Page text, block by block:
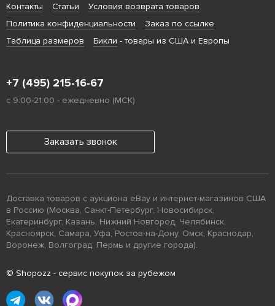
Контакты
Статьи
Условия возврата товаров
Политика конфиденциальности
Заказ по ссылке
Таблица размеров
Бикли - товары из США и Европы
+7 (495) 215-16-67
с 9:00-21:00 - ежедневно (МСК)
Заказать звонок
Доставка товаров с аукциона eBay и интернет-магазинов США
в Россию (Москва, Санкт-Петербург, Новосибирск,
Екатеринбург, Казань, Нижний Новгород, Челябинск,
Красноярск, Самара, Уфа, Ростов-на-Дону, Омск, Краснодар,
Воронеж, Волгоград, Пермь и другие города).
© Shopozz - сервис покупок за рубежом